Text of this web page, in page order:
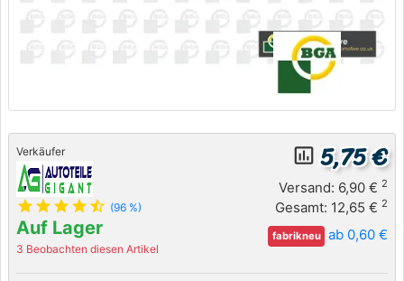
Verkäufer
star star star star star_half (96 %)
Auf Lager
3 Beobachten diesen Artikel
insert_chart_outlined 5,75 €
Versand: 6,90 € 2
Gesamt: 12,65 € 2
fabrikneu ab 0,60 €